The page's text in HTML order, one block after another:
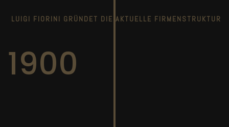
LUIGI FIORINI GRÜNDET DIE AKTUELLE FIRMENSTRUKTUR
1900